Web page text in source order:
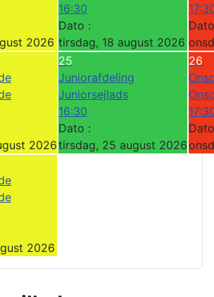
2026
16:30
Dato :
tirsdag, 18 august 2026
2026
25
Juniorafdeling
Juniorsejlads
16:30
Dato :
tirsdag, 25 august 2026
26
2026